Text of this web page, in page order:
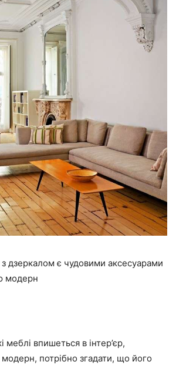
дзеркалом є чудовими аксесуарами
модерн
меблі впишеться в інтер’єр,
модерн, потрібно згадати, що його